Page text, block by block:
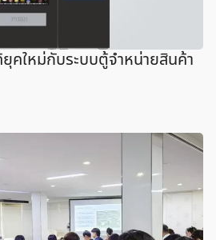
ยุคใหม่กับระบบตู้จำหน่ายสินค้า